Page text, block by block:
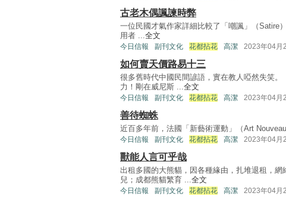
古老木偶諷諫時弊
一位民國才氣作家詳細比較了「嘲諷」（Satire
用者 ...全文
今日信報 副刊文化 花都拈花 高潔 2023年04月
如何賣天價路易十三
很多舊時代中國民間諺語，實在教人啞然失笑
力！剛在威尼斯 ...全文
今日信報 副刊文化 花都拈花 高潔 2023年04月
善待蜘蛛
近百多年前，法國「新藝術運動」（Art
今日信報 副刊文化 花都拈花 高潔 2023年04月
獸能人言可乎哉
出租多國的大熊貓，因各種緣由，扎堆退租，
兒；成都熊貓繁育 ...全文
今日信報 副刊文化 花都拈花 高潔 2023年04月